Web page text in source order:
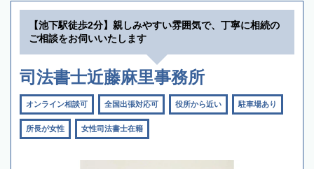
【池下駅徒歩2分】親しみやすい雰囲気で、丁寧に相続の
ご相談をお伺いいたします
司法書士近藤麻里事務所
オンライン相談可 全国出張対応可 役所から近い 駐車場あり
所長が女性 女性司法書士在籍